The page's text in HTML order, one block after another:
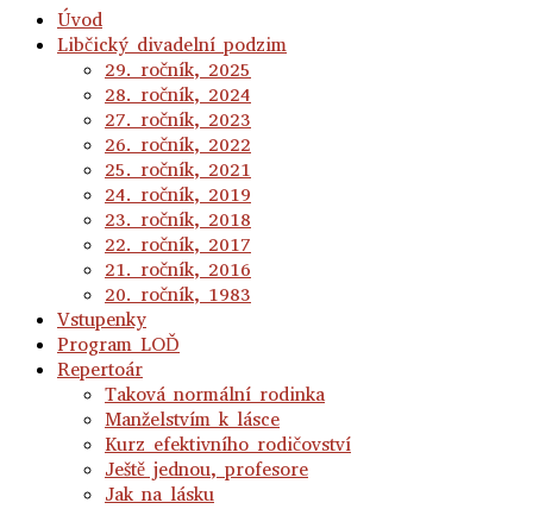
Úvod
Libčický divadelní podzim
29. ročník, 2025
28. ročník, 2024
27. ročník, 2023
26. ročník, 2022
25. ročník, 2021
24. ročník, 2019
23. ročník, 2018
22. ročník, 2017
21. ročník, 2016
20. ročník, 1983
Vstupenky
Program LOĎ
Repertoár
Taková normální rodinka
Manželstvím k lásce
Kurz efektivního rodičovství
Ještě jednou, profesore
Jak na lásku